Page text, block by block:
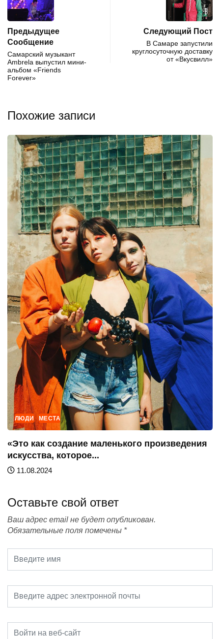
Предыдущее
Сообщение
Самарский музыкант
Ambrela выпустил мини-
альбом «Friends
Forever»
Следующий Пост
В Самаре запустили
круглосуточную доставку
от «Вкусвилл»
Похожие записи
ЛЮДИ МЕСТА
«Это как создание маленького произведения
искусства, которое...
11.08.2024
Оставьте свой ответ
Ваш адрес email не будет опубликован.
Обязательные поля помечены *